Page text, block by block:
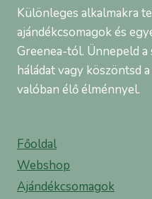
Különleges alkalmakra
ajándékcsomagok és
Greenea-tól. Ünnepeld
háládat vagy köszöntsd
valóban élő élménnyel.
Főoldal
Webshop
Ajándékcsomagok